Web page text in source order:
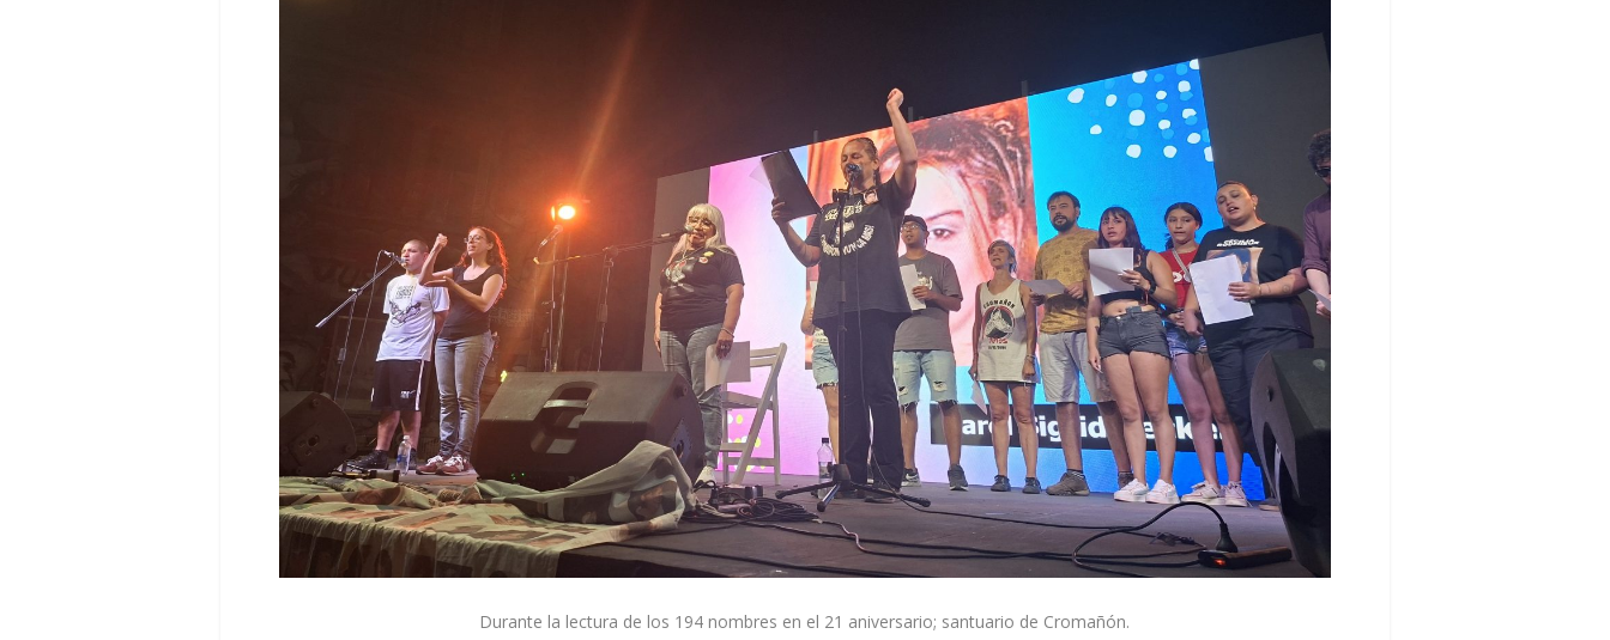
Durante la lectura de los 194 nombres en el 21 aniversario; santuario de Cromañón.